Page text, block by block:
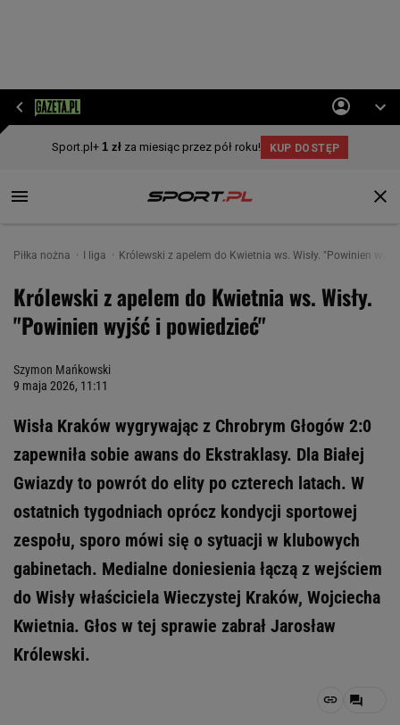
Piłka nożna I liga Królewski z apelem do Kwietnia ws. Wisły. "Powinien
Królewski z apelem do Kwietnia ws. Wisły.
"Powinien wyjść i powiedzieć"
Szymon Mańkowski
9 maja 2026, 11:11
Wisła Kraków wygrywając z Chrobrym Głogów 2:0
zapewniła sobie awans do Ekstraklasy. Dla Białej
Gwiazdy to powrót do elity po czterech latach. W
ostatnich tygodniach oprócz kondycji sportowej
zespołu, sporo mówi się o sytuacji w klubowych
gabinetach. Medialne doniesienia łączą z wejściem
do Wisły właściciela Wieczystej Kraków, Wojciecha
Kwietnia. Głos w tej sprawie zabrał Jarosław
Królewski.